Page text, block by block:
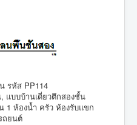
รหัส PP114
แบบบ้านเดี่ยวตึกสองชั้น
1 ห้องน้ำ ครัว ห้องรับแขก
ถยนต์